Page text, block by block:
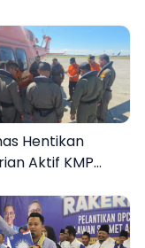
Hentikan
Aktif KMP
Hilang